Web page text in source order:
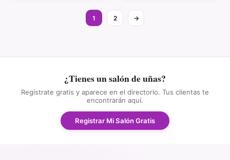
1 2 →
¿Tienes un salón de uñas?
Regístrate gratis y aparece en el directorio. Tus clientas te
encontrarán aquí.
Registrar Mi Salón Gratis